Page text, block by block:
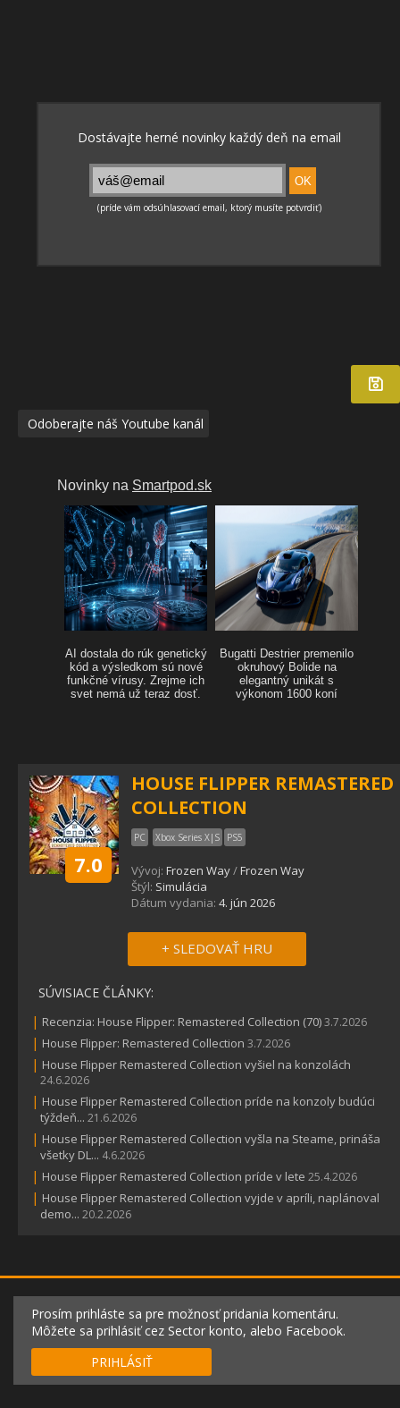
Odoberajte náš Youtube kanál
7.0
HOUSE FLIPPER REMASTERED
COLLECTION
PC Xbox Series X|S PS5
Vývoj: Frozen Way/Frozen Way
Štýl: Simulácia
Dátum vydania: 4. jún 2026
+ SLEDOVAŤ HRU
SÚVISIACE ČLÁNKY:
| Recenzia: House Flipper: Remastered Collection (70)3.7.2026
| House Flipper: Remastered Collection 3.7.2026
| House Flipper Remastered Collection vyšiel na konzolách
24.6.2026
| House Flipper Remastered Collection príde na konzoly budúci
týždeň... 21.6.2026
| House Flipper Remastered Collection vyšla na Steame, prináša
všetky DL... 4.6.2026
| House Flipper Remastered Collection príde v lete 25.4.2026
| House Flipper Remastered Collection vyjde v apríli, naplánoval
demo... 20.2.2026
Prosím prihláste sa pre možnosť pridania komentáru.
Môžete sa prihlásiť cez Sector konto, alebo Facebook.
PRIHLÁSIŤ